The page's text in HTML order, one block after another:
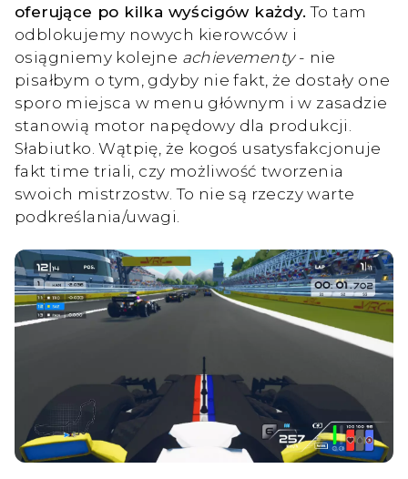
oferujące po kilka wyścigów każdy. To tam
odblokujemy nowych kierowców i
osiągniemy kolejne achievementy- nie
pisałbym o tym, gdyby nie fakt, że dostały one
sporo miejsca w menu głównym i w zasadzie
stanowią motor napędowy dla produkcji.
Słabiutko. Wątpię, że kogoś usatysfakcjonuje
fakt time triali, czy możliwość tworzenia
swoich mistrzostw. To nie są rzeczy warte
podkreślania/uwagi.